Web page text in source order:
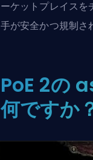
ーケットプレイスを
手が安全かつ規制さ
PoE 2の
何ですか